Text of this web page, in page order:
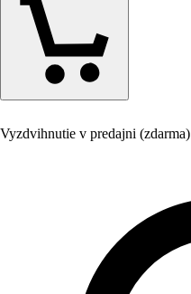
Vyzdvihnutie v predajni (zdarma)